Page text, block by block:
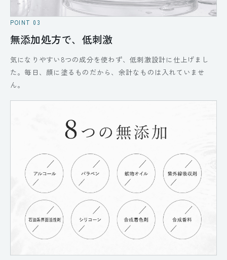
POINT 03
無添加処方で、低刺激
気になりやすい8つの成分を使わず、低刺激設計に仕上げまし
た。毎日、顔に塗るものだから、余計なものは入れていませ
ん。